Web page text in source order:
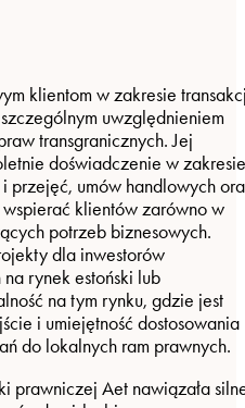
klientom w zakresie
uwzględnieniem
transgranicznych. Jej
doświadczenie w zakresie
przejęć, umów handlowych
klientów zarówno w
potrzeb biznesowych.
dla inwestorów
rynek estoński lub
na tym rynku, gdzie jest
i umiejętność dostosowania
do lokalnych ram prawnych.
prawniczej Aet nawiązała